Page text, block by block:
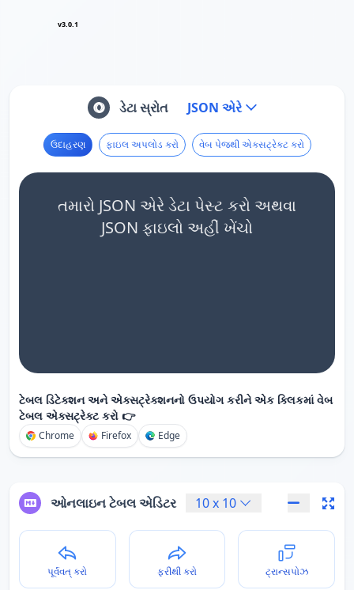
v3.0.1
ડેટા સ્રોત JSON એરે
ઉદાહરણ ફાઇલ અપલોડ કરો વેબ પેજથી એક્સટ્રેક્ટ કરો
તમારો JSON એરે ડેટા પેસ્ટ કરો અથવા
JSON ફાઇલો અહીં ખેંચો
ટેબલ ડિટેક્શન અને એક્સટ્રેક્શનનો ઉપયોગ કરીને એક ક્લિકમાં વેબ
ટેબલ એક્સટ્રેક્ટ કરો 👉
Chrome Firefox Edge
ઓનલાઇન ટેબલ એડિટર 10x 10
પૂર્વવત્ કરો ફરીથી કરો ટ્રાન્સપોઝ